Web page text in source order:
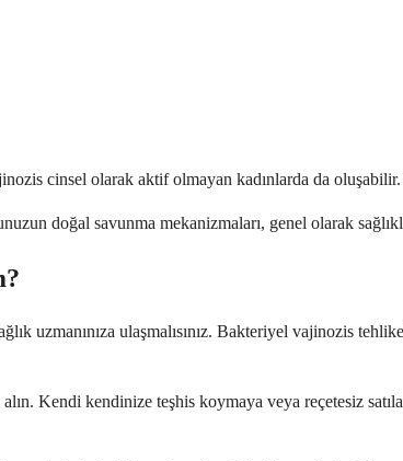
cinsel olarak aktif olmayan kadınlarda da
doğal savunma mekanizmaları, genel olarak
uzmanınıza ulaşmalısınız. Bakteriyel vajinozis
Kendi kendinize teşhis koymaya veya reçetesiz